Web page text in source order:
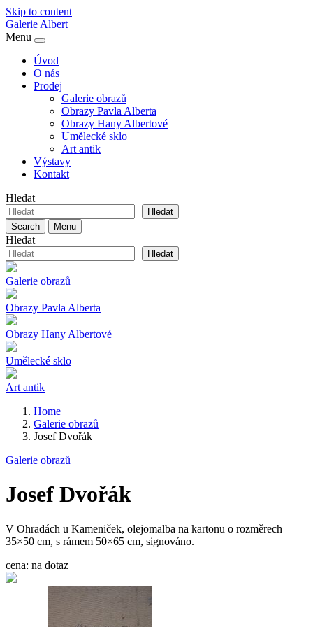
Skip to content
Galerie Albert
Menu
Úvod
O nás
Prodej
Galerie obrazů
Obrazy Pavla Alberta
Obrazy Hany Albertové
Umělecké sklo
Art antik
Výstavy
Kontakt
Hledat
Hledat
Search
Menu
Hledat
Hledat
Galerie obrazů
Obrazy Pavla Alberta
Obrazy Hany Albertové
Umělecké sklo
Art antik
Home
Galerie obrazů
Josef Dvořák
Galerie obrazů
Josef Dvořák
V Ohradách u Kameniček, olejomalba na kartonu o rozměrech
35×50 cm, s rámem 50×65 cm, signováno.
cena: na dotaz